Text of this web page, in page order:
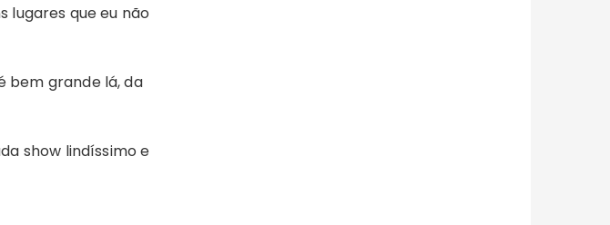
lugares que eu não
bem grande lá, da
show lindíssimo e